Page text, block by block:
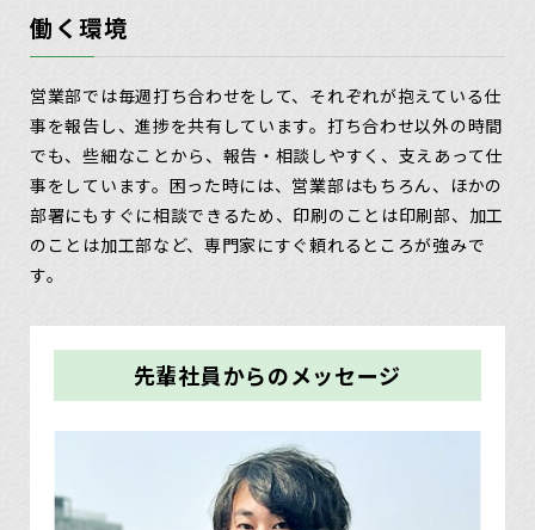
働く環境
営業部では毎週打ち合わせをして、それぞれが抱えている仕
事を報告し、進捗を共有しています。打ち合わせ以外の時間
でも、些細なことから、報告・相談しやすく、支えあって仕
事をしています。困った時には、営業部はもちろん、ほかの
部署にもすぐに相談できるため、印刷のことは印刷部、加工
のことは加工部など、専門家にすぐ頼れるところが強みで
す。
先輩社員からのメッセージ